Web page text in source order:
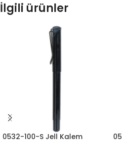
İlgili ürünler
0532-100-S Jell Kalem